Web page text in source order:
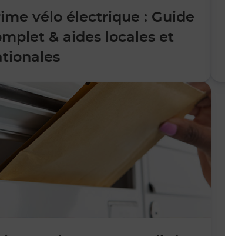
vélo électrique : Guide
& aides locales et